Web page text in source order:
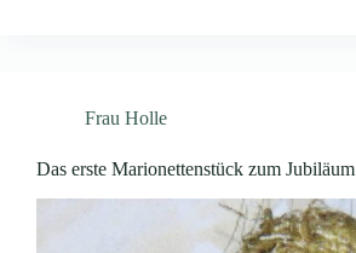
Frau Holle
Das erste Marionettenstück zum Jubiläum